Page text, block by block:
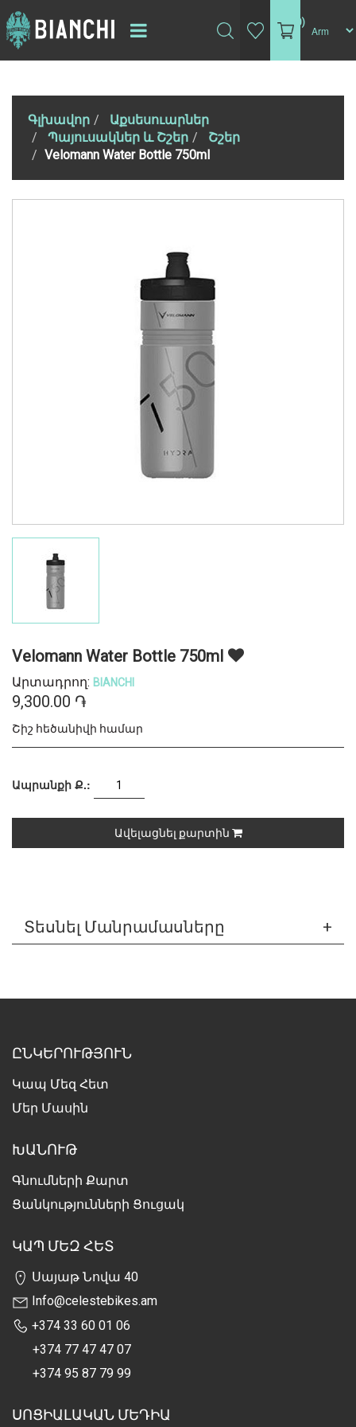
(0)
Գլխավոր
Աքսեսուարներ
Պայուսակներ և Շշեր
Շշեր
Velomann Water Bottle 750ml
Velomann Water Bottle 750ml
Արտադրող: BIANCHI
9,300.00 ֏
Շիշ հեծանիվի համար
Ապրանքի Ք.:
Ավելացնել քարտին
Տեսնել Մանրամասները
ԸՆԿԵՐՈՒԹՅՈՒՆ
Կապ Մեզ Հետ
Մեր Մասին
ԽԱՆՈՒԹ
Գնումների Քարտ
Ցանկությունների Ցուցակ
ԿԱՊ ՄԵԶ ՀԵՏ
Սայաթ Նովա 40
Info@celestebikes.am
+374 33 60 01 06
+374 77 47 47 07
+374 95 87 79 99
ՍՈՑԻԱԼԱԿԱՆ ՄԵԴԻԱ